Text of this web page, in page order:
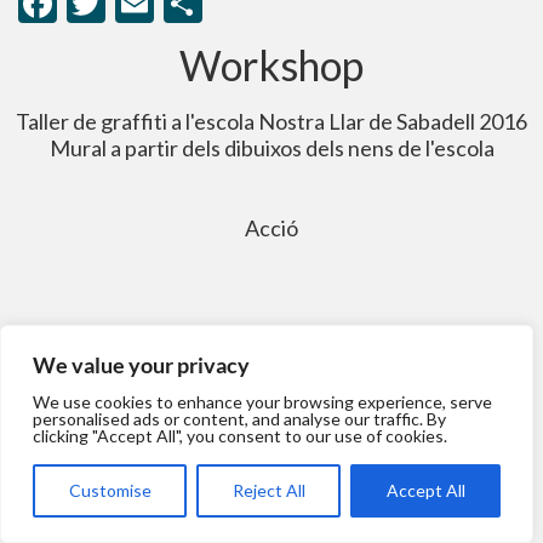
We value your privacy
We use cookies to enhance your browsing experience, serve
personalised ads or content, and analyse our traffic. By
clicking "Accept All", you consent to our use of cookies.
Customise Reject All Accept All
Workshop
Taller de graffiti a l'escola Nostra Llar de Sabadell 2016
Mural a partir dels dibuixos dels nens de l'escola
Acció